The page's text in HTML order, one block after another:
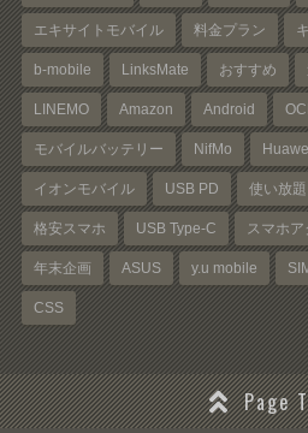
エキサイトモバイル 料金プラン
b-mobile LinksMate おすすめ
LINEMO Amazon Android
モバイルバッテリー NifMo
イオンモバイル USB PD 使い放題
格安スマホ USB Type-C スマホ
年末企画 ASUS y.u mobile
CSS
Page